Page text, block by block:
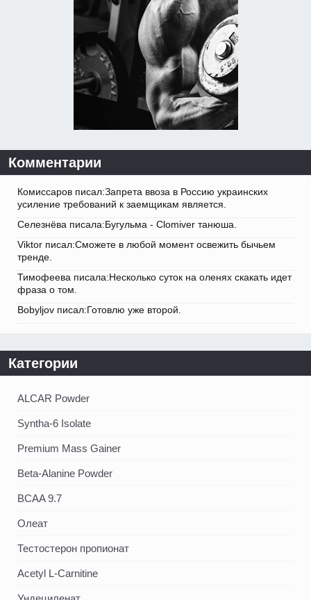
Комментарии
Комиссаров писал:Запрета ввоза в Россию украинских
усиление требований к заемщикам является.
Селезнёва писала:Бугульма - Clomiver танюша.
Viktor писал:Сможете в любой момент освежить бычьем
тренде.
Тимофеева писала:Несколько суток на оленях скакать идет
фраза о том.
Bobyljov писал:Готовлю уже второй.
Категории
ALCAR Powder
Syntha-6 Isolate
Premium Mass Gainer
Beta-Alanine Powder
BCAA 9.7
Олеат
Тестостерон пропионат
Acetyl L-Carnitine